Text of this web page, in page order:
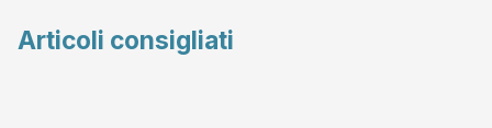
Articoli consigliati